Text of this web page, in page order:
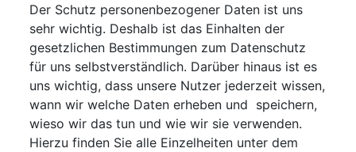
Der Schutz personenbezogener Daten ist uns
sehr wichtig. Deshalb ist das Einhalten der
gesetzlichen Bestimmungen zum Datenschutz
für uns selbstverständlich. Darüber hinaus ist es
uns wichtig, dass unsere Nutzer jederzeit wissen,
wann wir welche Daten erheben und speichern,
wieso wir das tun und wie wir sie verwenden.
Hierzu finden Sie alle Einzelheiten unter dem